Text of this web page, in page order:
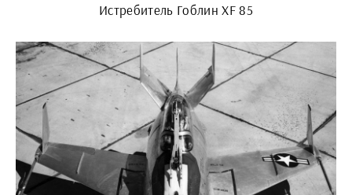
Истребитель Гоблин XF 85